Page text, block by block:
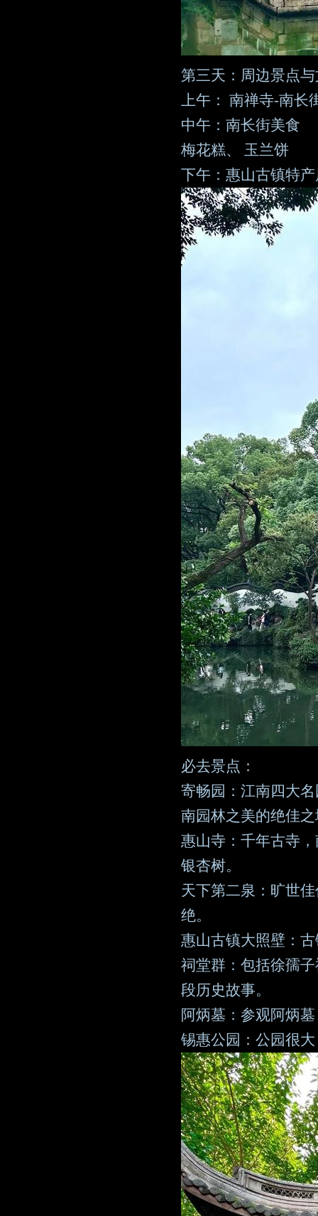
第三天：周边景点
上午： 南禅寺-南长
中午：南长街美食
梅花糕、 玉兰饼
下午：惠山古镇特
必去景点：
寄畅园：江南四大
南园林之美的绝佳
惠山寺：千年古寺
银杏树。
天下第二泉：旷世
绝。
惠山古镇大照壁：
祠堂群：包括徐孺
段历史故事。
阿炳墓：参观阿炳
锡惠公园：公园很